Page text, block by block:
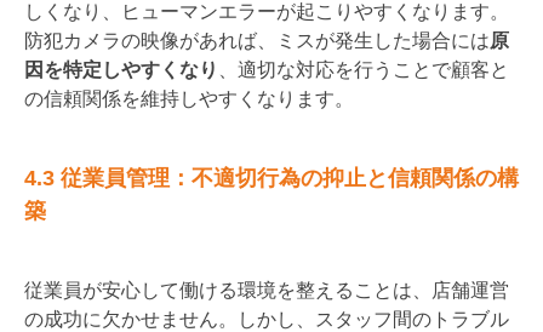
しくなり、ヒューマンエラーが起こりやすくなります。
防犯カメラの映像があれば、ミスが発生した場合には原
因を特定しやすくなり 、適切な対応を行うことで顧客と
の信頼関係を維持しやすくなります。
4.3 従業員管理：不適切行為の抑止と信頼関係の構
築
従業員が安心して働ける環境を整えることは、店舗運営
の成功に欠かせません。しかし、スタッフ間のトラブル